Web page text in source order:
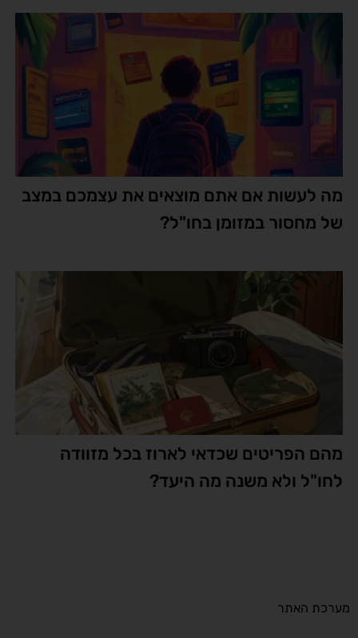
מה לעשות אם אתם מוצאים את עצמכם במצב
של מחסור במזומן בחו"ל?
מהם הפריטים שכדאי לארוז בכל מזוודה
לחו"ל ולא משנה מה היעד?
מערכת האתר